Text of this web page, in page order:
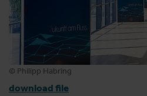
© Philipp Habring
download file